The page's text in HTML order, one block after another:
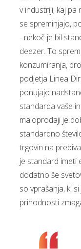
v industriji, kaj
se spreminjajo,
- nekoč je bil
deezer. To
konzumiranja,
podjetja Linea
ponujajo
standarda vaše
maloprodaji je
standardno
trgovin na
je standard imeti
dodatno še
so vprašanja, ki
prihodnosti